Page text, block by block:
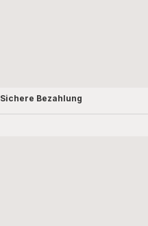
Sichere Bezahlung